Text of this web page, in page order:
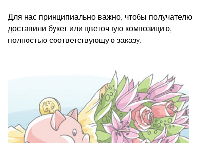
Для нас принципиально важно, чтобы получателю
доставили букет или цветочную композицию,
полностью соответствующую заказу.